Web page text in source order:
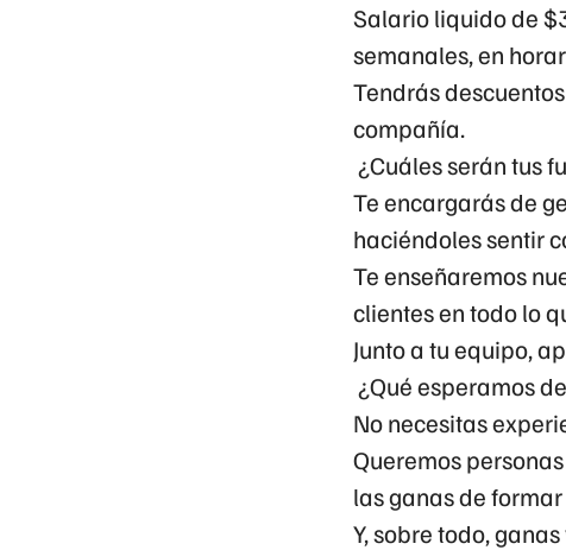
Salario liquido de
semanales, en
Tendrás
compañía.
¿Cuáles serán tus
Te encargarás de
haciéndoles sentir
Te enseñaremos
clientes en todo lo
Junto a tu equipo,
¿Qué esperamos
No necesitas
Queremos
las ganas de
Y, sobre todo,